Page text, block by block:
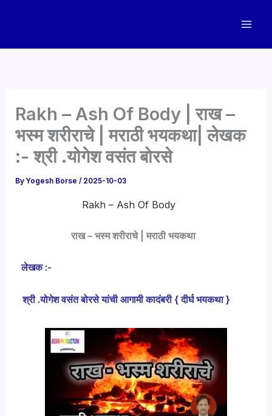
Rakh – Ash Of Body | राख –
भस्म शरीराचे | मराठी भयकथा| लेखक
:- श्री .योगेश वसंत बोरसे
ByYogesh Borse/ 2025-10-03
Rakh – Ash Of Body
राख – भस्म शरीराचे | मराठी भयकथा
लेखक :-
श्री .योगेश वसंत बोरसे यांची आगामी कादंबरी { दीर्घ भयकथा }